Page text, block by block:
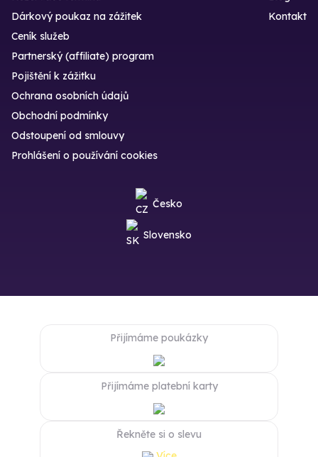
Dárkový poukaz na zážitek
Kontakt
Ceník služeb
Partnerský (affiliate) program
Pojištění k zážitku
Ochrana osobních údajů
Obchodní podmínky
Odstoupení od smlouvy
Prohlášení o používání cookies
Česko
Slovensko
Přijímáme poukázky
Přijímáme platební karty
Řekněte si o slevu